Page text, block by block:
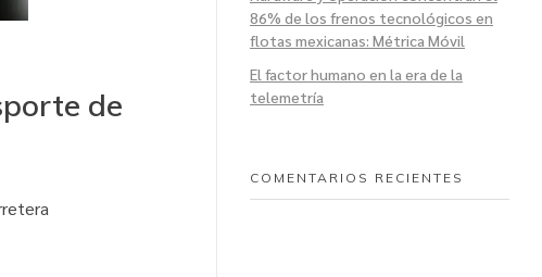
de
86% de los frenos tecnológicos en
flotas mexicanas: Métrica Móvil
El factor humano en la era de la
telemetría
COMENTARIOS RECIENTES